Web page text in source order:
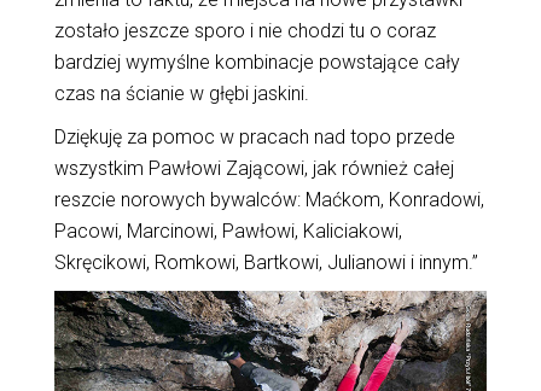
zostało jeszcze sporo i nie chodzi tu o coraz
bardziej wymyślne kombinacje powstające cały
czas na ścianie w głębi jaskini.
Dziękuję za pomoc w pracach nad topo przede
wszystkim Pawłowi Zającowi, jak również całej
reszcie norowych bywalców: Maćkom, Konradowi,
Pacowi, Marcinowi, Pawłowi, Kaliciakowi,
Skręcikowi, Romkowi, Bartkowi, Julianowi i innym.”